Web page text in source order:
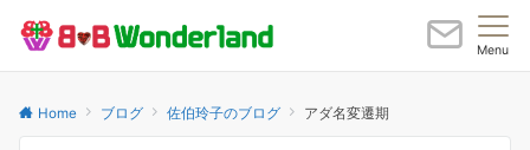
Menu
Home ブログ 佐伯玲子のブログ アダ名変遷期